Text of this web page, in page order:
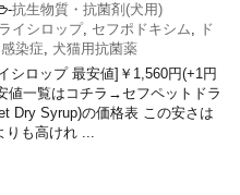
-抗生物質・抗菌剤(犬用)
イシロップ, セフポドキシム, ド
感染症, 犬猫用抗菌薬
シロップ 最安値]￥1,560円(+1円
値一覧はコチラ→セフペットドラ
Dry Syrup)の価格表 この安さは
りも高けれ ...